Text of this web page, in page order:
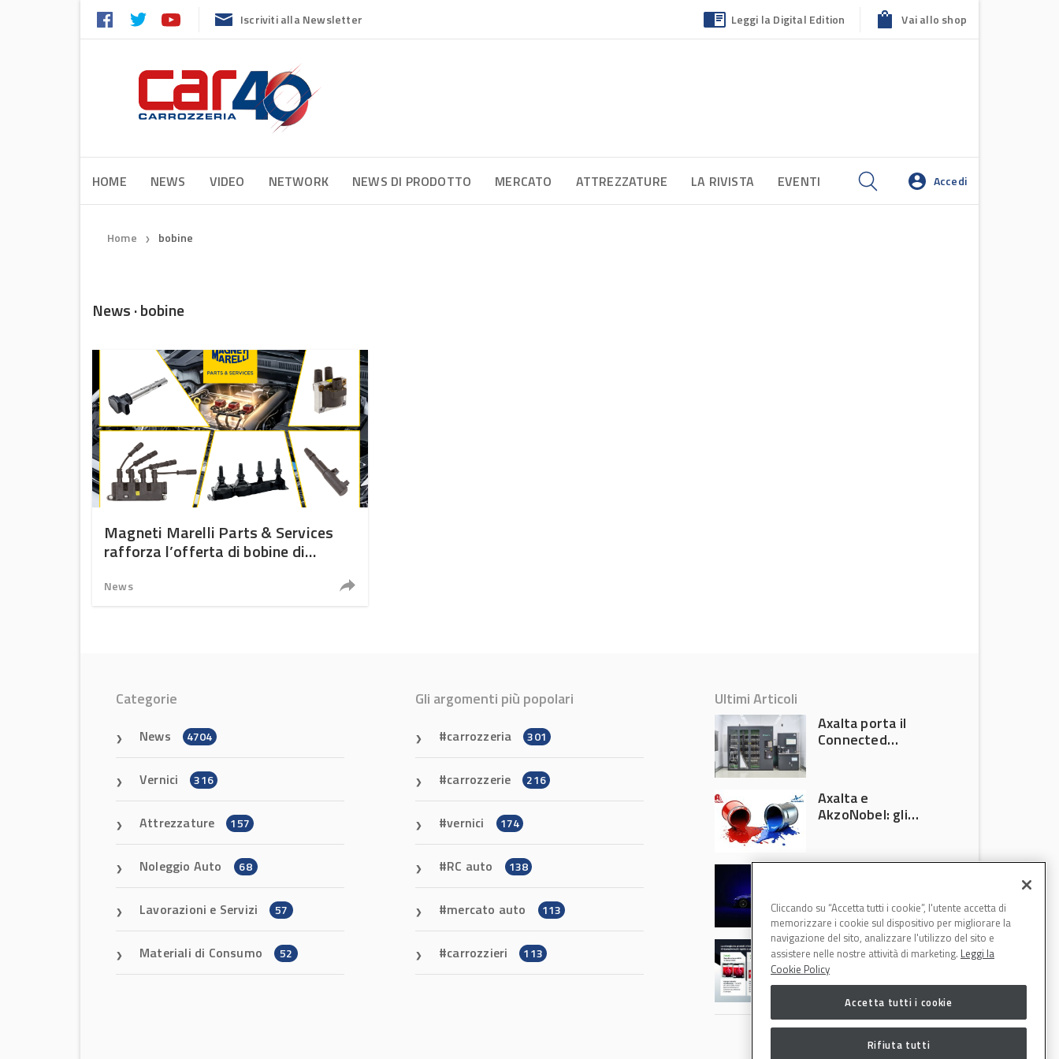
Iscriviti alla Newsletter Leggi la Digital Edition Vai allo shop
HOME NEWS VIDEO NETWORK NEWS DI PRODOTTO MERCATO ATTREZZATURE LA RIVISTA EVENTI Accedi
Home ❯ bobine
News · bobine
Magneti Marelli Parts & Services
rafforza l’offerta di bobine di
News
Categorie
News 4704
Vernici 316
Attrezzature 157
Noleggio Auto 68
Lavorazioni e Servizi 57
Materiali di Consumo 52
Gli argomenti più popolari
carrozzeria 301
carrozzerie 216
vernici 174
RC auto 138
mercato auto 113
carrozzieri 113
Ultimi Articoli
Axalta porta il
Connected
Automechanika
Frankfurt 2026
Axalta e
AkzoNobel: gli
quando la
verniciatura
diventa ingegneria
di precisione
R-M Low Energy: i
cicli di verniciatura
che riducono
consumi energetici,
carrozzeria
Cliccando su “Accetta tutti i cookie”, l'utente accetta di
memorizzare i cookie sul dispositivo per migliorare la
navigazione del sito, analizzare l'utilizzo del sito e
assistere nelle nostre attività di marketing. Leggi la
Cookie Policy
Accetta tutti i cookie
Rifiuta tutti